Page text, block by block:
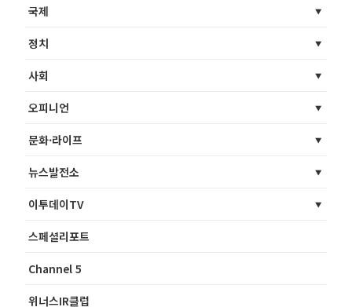
국제
정치
사회
오피니언
문화·라이프
뉴스발전소
이투데이TV
스페셜리포트
Channel 5
위너스IR클럽